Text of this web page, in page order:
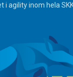
i agility inom hela